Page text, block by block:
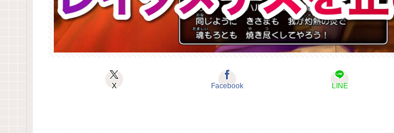
X Facebook LINE